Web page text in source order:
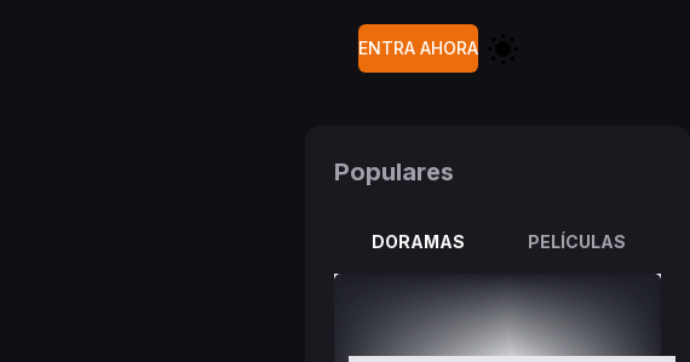
ENTRA AHORA
Populares
DORAMAS PELÍCULAS